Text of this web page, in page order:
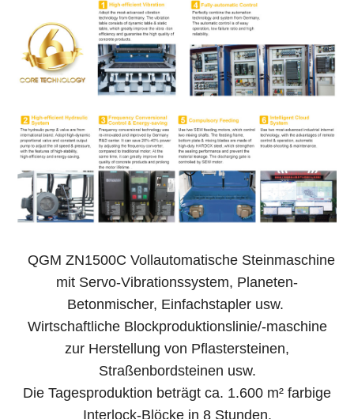
QGM ZN1500C Vollautomatische Steinmaschine
mit Servo-Vibrationssystem, Planeten-
Betonmischer, Einfachstapler usw.
Wirtschaftliche Blockproduktionslinie/-maschine
zur Herstellung von Pflastersteinen,
Straßenbordsteinen usw.
Die Tagesproduktion beträgt ca. 1.600 m² farbige
Interlock-Blöcke in 8 Stunden.